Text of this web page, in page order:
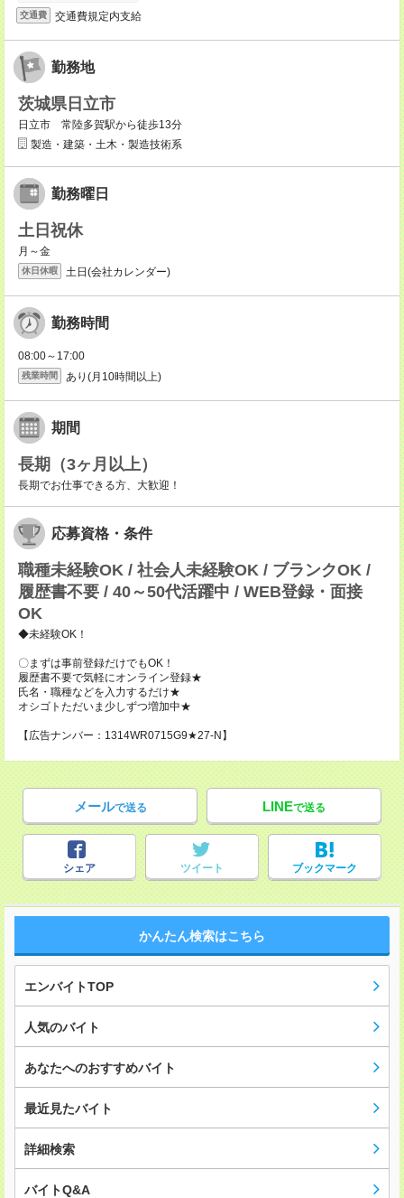
交通費 交通費規定内支給
勤務地
茨城県日立市
日立市 常陸多賀駅から徒歩13分
製造・建築・土木・製造技術系
勤務曜日
土日祝休
月～金
休日休暇 土日(会社カレンダー)
勤務時間
08:00～17:00
残業時間 あり(月10時間以上)
期間
長期（3ヶ月以上）
長期でお仕事できる方、大歓迎！
応募資格・条件
職種未経験OK / 社会人未経験OK / ブランクOK /
履歴書不要 / 40～50代活躍中 / WEB登録・面接
OK
◆未経験OK！
〇まずは事前登録だけでもOK！
履歴書不要で気軽にオンライン登録★
氏名・職種などを入力するだけ★
オシゴトただいま少しずつ増加中★
【広告ナンバー：1314WR0715G9★27-N】
メールで送る LINEで送る
シェア ツイート ブックマーク
かんたん検索はこちら
エンバイトTOP
人気のバイト
あなたへのおすすめバイト
最近見たバイト
詳細検索
バイトQ&A